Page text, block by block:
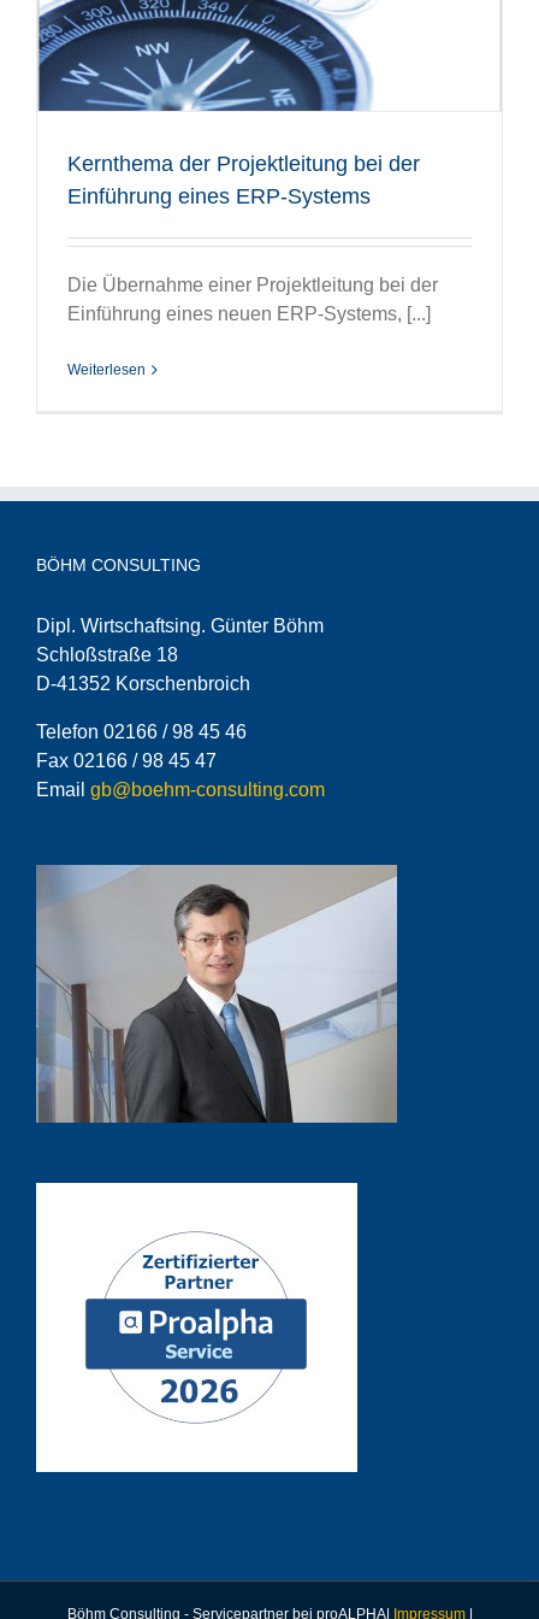
Kernthema der Projektleitung bei der
Einführung eines ERP-Systems
Die Übernahme einer Projektleitung bei der
Einführung eines neuen ERP-Systems, [...]
Weiterlesen
BÖHM CONSULTING
Dipl. Wirtschaftsing. Günter Böhm
Schloßstraße 18
D-41352 Korschenbroich
Telefon 02166 / 98 45 46
Fax 02166 / 98 45 47
Email gb@boehm-consulting.com
Böhm Consulting - Servicepartner bei proALPHA| Impressum|